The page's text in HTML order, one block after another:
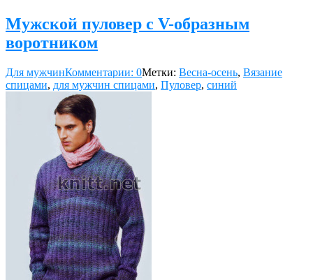
Мужской пуловер с V-образным
воротником
Для мужчинКомментарии: 0Метки: Весна-осень, Вязание
спицами, для мужчин спицами, Пуловер, синий